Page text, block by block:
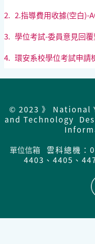
2. 2.指導費用收據(空白)-
3. 學位考試-委員意見回
4. 環安系校學位考試申請
© 2023 》
and Technology
單位信箱
雲科總機：
4403、4405、